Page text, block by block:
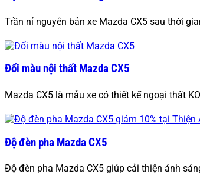
Trần nỉ nguyên bản xe Mazda CX5 sau thời
Đổi màu nội thất Mazda CX5
Mazda CX5 là mẫu xe có thiết kế ngoại thất
Độ đèn pha Mazda CX5
Độ đèn pha Mazda CX5 giúp cải thiện ánh